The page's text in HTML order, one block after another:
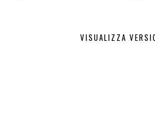
VISUALIZZA